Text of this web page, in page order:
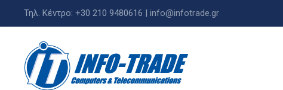
Τηλ. Κέντρο: +30 210 9480616 | info@infotrade.gr